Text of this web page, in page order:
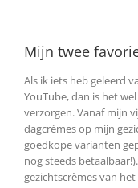
Mijn twee
Als ik iets heb geleerd
YouTube, dan is het
verzorgen. Vanaf mijn
dagcrèmes op mijn
goedkope varianten
nog steeds
gezichtscrèmes van